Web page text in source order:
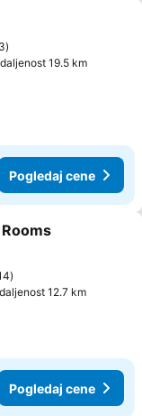
19.5 km
Pogledaj cene
12.7 km
Pogledaj cene